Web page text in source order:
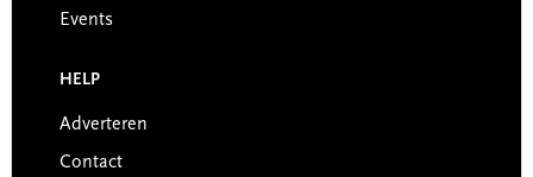
Events
HELP
Adverteren
Contact